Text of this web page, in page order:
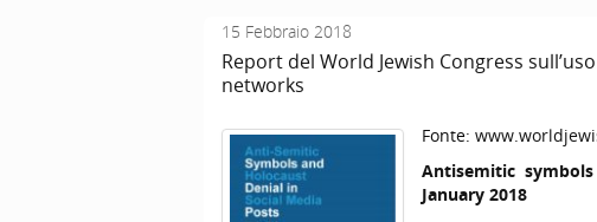
15 Febbraio 2018
Report del World Jewish Congress
networks
Fonte:
Antisemitic
January 2018